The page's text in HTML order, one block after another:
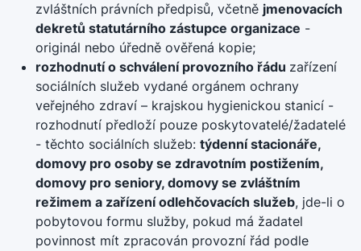
zvláštních právních předpisů, včetně jmenovacích
dekretů statutárního zástupce organizace -
originál nebo úředně ověřená kopie;
rozhodnutí o schválení provozního řádu zařízení
sociálních služeb vydané orgánem ochrany
veřejného zdraví – krajskou hygienickou stanicí -
rozhodnutí předloží pouze poskytovatelé/žadatelé
- těchto sociálních služeb: týdenní stacionáře,
domovy pro osoby se zdravotním postižením,
domovy pro seniory, domovy se zvláštním
režimem a zařízení odlehčovacích služeb, jde-li o
pobytovou formu služby, pokud má žadatel
povinnost mít zpracován provozní řád podle